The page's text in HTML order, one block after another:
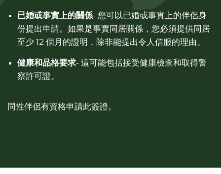
已婚或事實上的關係- 您可以已婚或事實上的伴侶身
份提出申請。如果是事實同居關係，您必須提供同居
至少 12 個月的證明，除非能提出令人信服的理由。
健康和品格要求- 這可能包括接受健康檢查和取得警
察許可證。
同性伴侶有資格申請此簽證。